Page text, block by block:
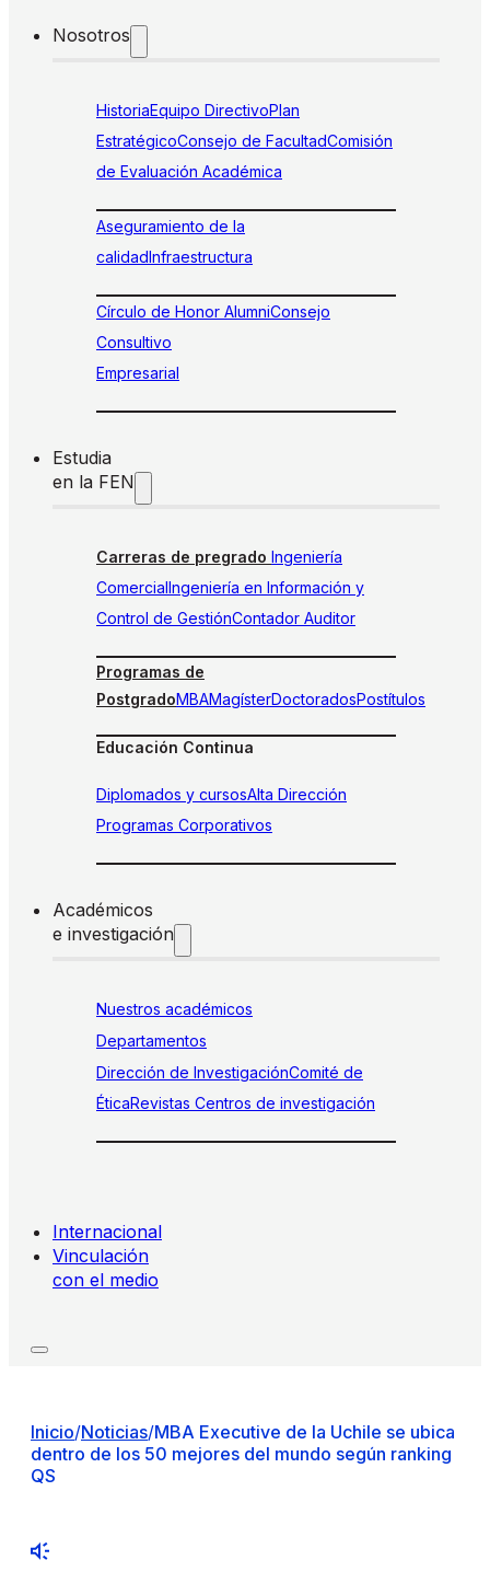
Nosotros
HistoriaEquipo DirectivoPlan
EstratégicoConsejo de FacultadComisión
de Evaluación Académica
Aseguramiento de la
calidadInfraestructura
Círculo de Honor AlumniConsejo
Consultivo
Empresarial
Estudia
en la FEN
Carreras de pregrado Ingeniería
ComercialIngeniería en Información y
Control de GestiónContador Auditor
Programas de
PostgradoMBAMagísterDoctoradosPostítulos
Educación Continua
Diplomados y cursosAlta Dirección
Programas Corporativos
Académicos
e investigación
Nuestros académicos
Departamentos
Dirección de InvestigaciónComité de
ÉticaRevistas Centros de investigación
Internacional
Vinculación
con el medio
Inicio/Noticias/MBA Executive de la Uchile se ubica
dentro de los 50 mejores del mundo según ranking
QS